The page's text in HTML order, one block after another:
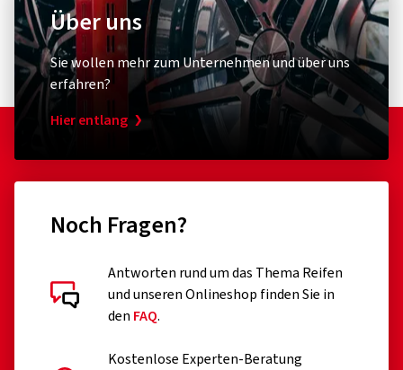
Über uns
Sie wollen mehr zum Unternehmen und über uns
erfahren?
Hier entlang
Noch Fragen?
Antworten rund um das Thema Reifen
und unseren Onlineshop finden Sie in
den FAQ.
Kostenlose Experten-Beratung